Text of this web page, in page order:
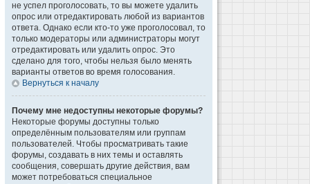
не успел проголосовать, то вы можете удалить
опрос или отредактировать любой из вариантов
ответа. Однако если кто-то уже проголосовал, то
только модераторы или администраторы могут
отредактировать или удалить опрос. Это
сделано для того, чтобы нельзя было менять
варианты ответов во время голосования.
Вернуться к началу
Почему мне недоступны некоторые форумы?
Некоторые форумы доступны только
определённым пользователям или группам
пользователей. Чтобы просматривать такие
форумы, создавать в них темы и оставлять
сообщения, совершать другие действия, вам
может потребоваться специальное